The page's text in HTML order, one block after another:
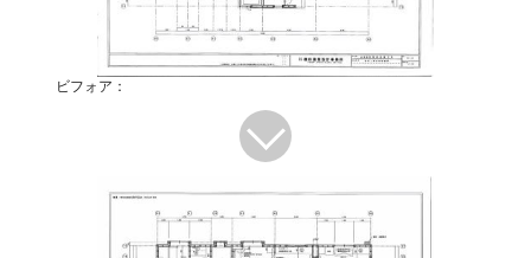
ビフォア：